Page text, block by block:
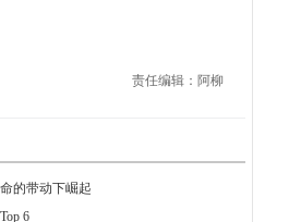
责任编辑：阿柳
的带动下崛起
6